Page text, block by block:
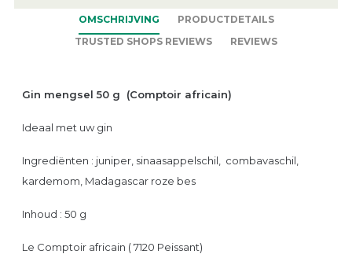
OMSCHRIJVING
PRODUCTDETAILS
TRUSTED SHOPS REVIEWS
REVIEWS
Gin mengsel 50 g (Comptoir africain)
Ideaal met uw gin
Ingrediënten : juniper, sinaasappelschil, combavaschil,
kardemom, Madagascar roze bes
Inhoud : 50 g
Le Comptoir africain ( 7120 Peissant)